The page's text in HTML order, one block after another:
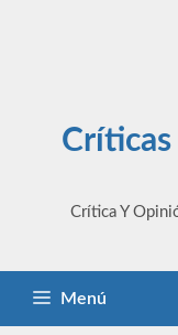
Críticas
Crítica Y
Menú